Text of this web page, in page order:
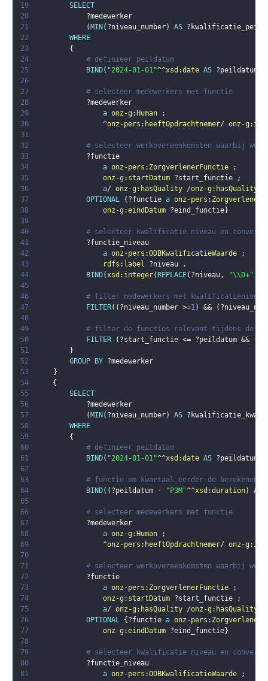
19
SELECT
20
?medewerker
21
( MIN ( ?niveau_number) AS
22
WHERE
23
{
24
# definieer peildatum
25
BIND( "2024-01-01"^^xsd :date AS ?peildatum
26
27
# selecteer medewerkers met functie
28
?medewerker
29
a onz-g : Human
;
30
                ^
onz-pers : heeftOpdrachtnemer/ onz-g :
31
32
# selecteer werkovereenkomsten waarbij
33
?functie
34
a onz-pers : ZorgverlenerFunctie
;
35
onz-g : startDatum ?start_functie
;
36
a/ onz-g : hasQuality /onz-g :
37
OPTIONAL { ?functie a onz-pers :
38
onz-g :eindDatum ?eind_functie}
39
40
# selecteer kwalificatie niveau en
41
?functie_niveau
42
a onz-pers :ODBKwalificatieWaarde
;
43
rdfs : label ?niveau
.
44
BIND(xsd : integer( REPLACE( ?niveau, "\\D+" ,
45
46
# filter medewerkers met
47
FILTER( ( ?niveau_number >=1) && (
48
49
# filter de functies relevant tijdens de
50
FILTER ( ?start_functie <= ?peildatum && (
51
}
52
GROUP BY ?medewerker
53
}
54
{
55
SELECT
56
?medewerker
57
( MIN ( ?niveau_number) AS
58
WHERE
59
{
60
# definieer peildatum
61
BIND( "2024-01-01"^^xsd :date AS ?peildatum
62
63
# functie om kwartaal eerder de berekenen
64
BIND( ( ?peildatum - "P3M"^^xsd :duration) AS
65
66
# selecteer medewerkers met functie
67
?medewerker
68
a onz-g : Human
;
69
                ^
onz-pers : heeftOpdrachtnemer/ onz-g :
70
71
# selecteer werkovereenkomsten waarbij
72
?functie
73
a onz-pers : ZorgverlenerFunctie
;
74
onz-g : startDatum ?start_functie
;
75
a/ onz-g : hasQuality /onz-g :
76
OPTIONAL { ?functie a onz-pers :
77
onz-g :eindDatum ?eind_functie}
78
79
# selecteer kwalificatie niveau en
80
?functie_niveau
81
a onz-pers :ODBKwalificatieWaarde
;